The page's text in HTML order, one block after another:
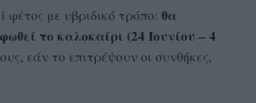
φέτος με υβριδικό τρόπο: θα
το καλοκαίρι (24 Ιουνίου – 4
εάν το επιτρέψουν οι συνθήκες,